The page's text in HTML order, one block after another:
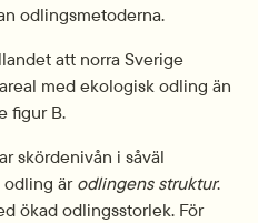
odlingsmetoderna.
att norra Sverige
med ekologisk odling än
figur B.
skördenivån i såväl
odling är odlingens struktur.
ökad odlingsstorlek. För